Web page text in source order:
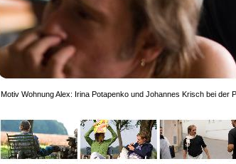
Motiv Wohnung Alex: Irina Potapenko und Johannes Krisch bei der